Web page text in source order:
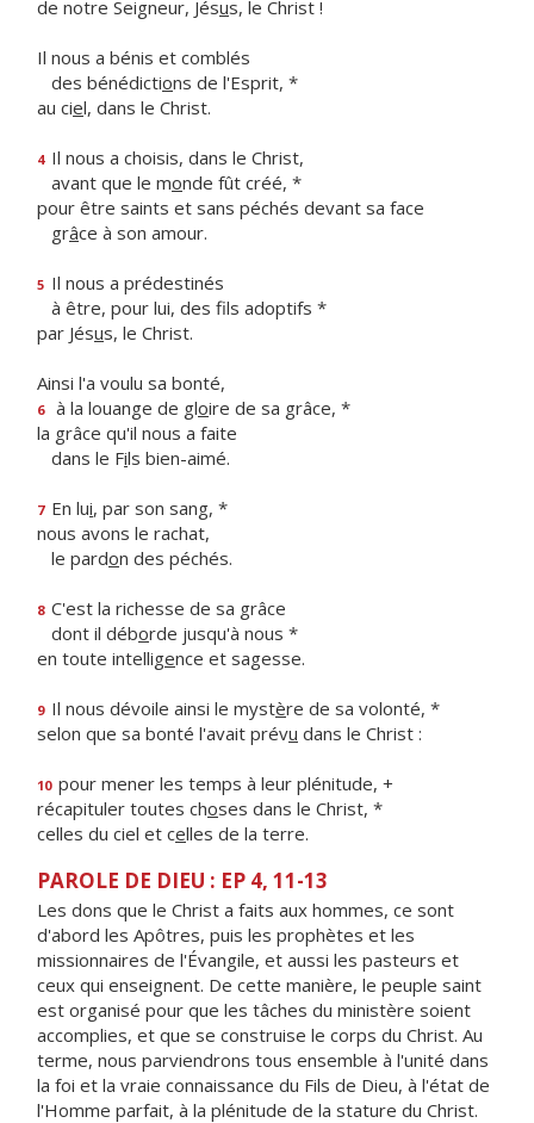
de notre Seigneur, Jésus, le Christ !
Il nous a bénis et comblés
des bénédictions de l'Esprit, *
au ciel, dans le Christ.
4 Il nous a choisis, dans le Christ,
avant que le monde fût créé, *
pour être saints et sans péchés devant sa face
grâce à son amour.
5 Il nous a prédestinés
à être, pour lui, des fls adoptifs *
par Jésus, le Christ.
Ainsi l'a voulu sa bonté,
6 à la louange de gloire de sa grâce, *
la grâce qu'il nous a faite
dans le Fils bien-aimé.
7 En lui, par son sang, *
nous avons le rachat,
le pardon des péchés.
8 C'est la richesse de sa grâce
dont il déborde jusqu'à nous *
en toute intelligence et sagesse.
9 Il nous dévoile ainsi le mystère de sa volonté, *
selon que sa bonté l'avait prévu dans le Christ :
10 pour mener les temps à leur plénitude, +
récapituler toutes choses dans le Christ, *
celles du ciel et celles de la terre.
PAROLE DE DIEU : EP 4, 11-13
Les dons que le Christ a faits aux hommes, ce sont
d'abord les Apôtres, puis les prophètes et les
missionnaires de l'Évangile, et aussi les pasteurs et
ceux qui enseignent. De cette manière, le peuple saint
est organisé pour que les tâches du ministère soient
accomplies, et que se construise le corps du Christ. Au
terme, nous parviendrons tous ensemble à l'unité dans
la foi et la vraie connaissance du Fils de Dieu, à l'état de
l'Homme parfait, à la plénitude de la stature du Christ.